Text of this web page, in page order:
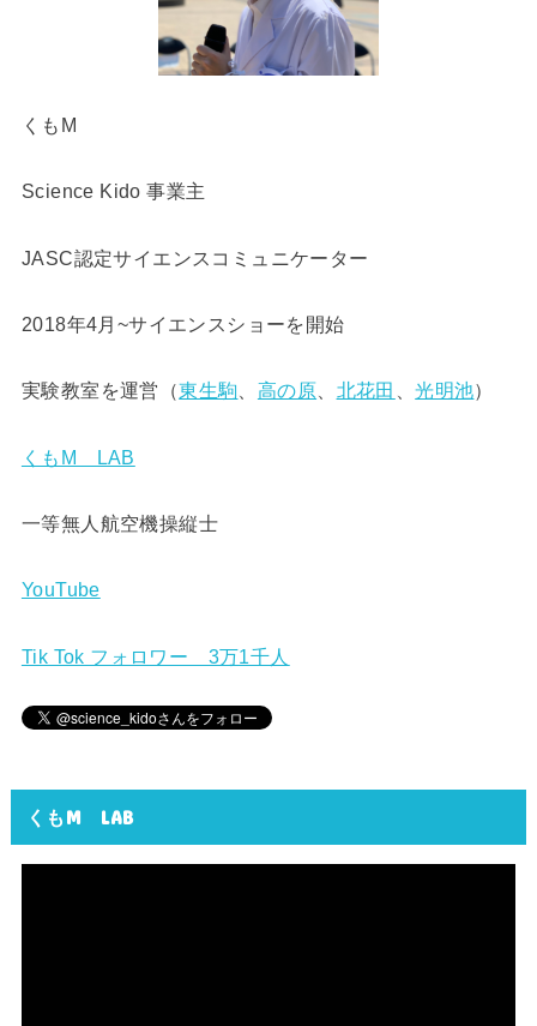
くもM
Science Kido 事業主
JASC認定サイエンスコミュニケーター
2018年4月~サイエンスショーを開始
実験教室を運営（東生駒 高の原 北花田 、光明池）
くもM LAB
一等無人航空機操縦士
YouTube
Tik Tok フォロワー 3万1千人
くもM LAB